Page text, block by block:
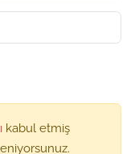
kabul etmiş